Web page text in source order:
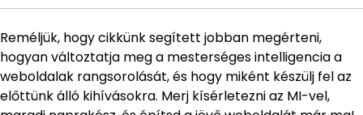
Reméljük, hogy cikkünk segített jobban megérteni,
hogyan változtatja meg a mesterséges intelligencia a
weboldalak rangsorolását, és hogy miként készülj fel az
előttünk álló kihívásokra. Merj kísérletezni az MI-vel,